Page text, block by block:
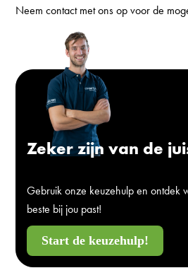
Neem contact met ons op voor de
Zeker zijn van de
Gebruik onze keuzehulp en ontdek
beste bij jou past!
Start de keuzehulp!